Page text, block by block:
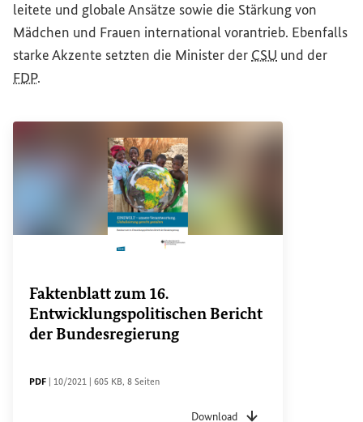
leitete und globale Ansätze sowie die Stärkung von
Mädchen und Frauen international vorantrieb. Ebenfalls
starke Akzente setzten die Minister der CSU und der
FDP.
Faktenblatt zum 16.
Entwicklungspolitischen Bericht
der Bundesregierung
DATEITYP
PDF Sachstandsdatum
10/2021 Dateigröße
605 KB, Seiten
8 Seiten
Download